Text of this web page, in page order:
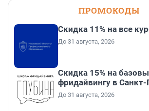
ПРОМОКОДЫ
Скидка 11% на все
До 31 августа, 2026
Скидка 15% на
фридайвингу в Санкт-
До 31 августа, 2026